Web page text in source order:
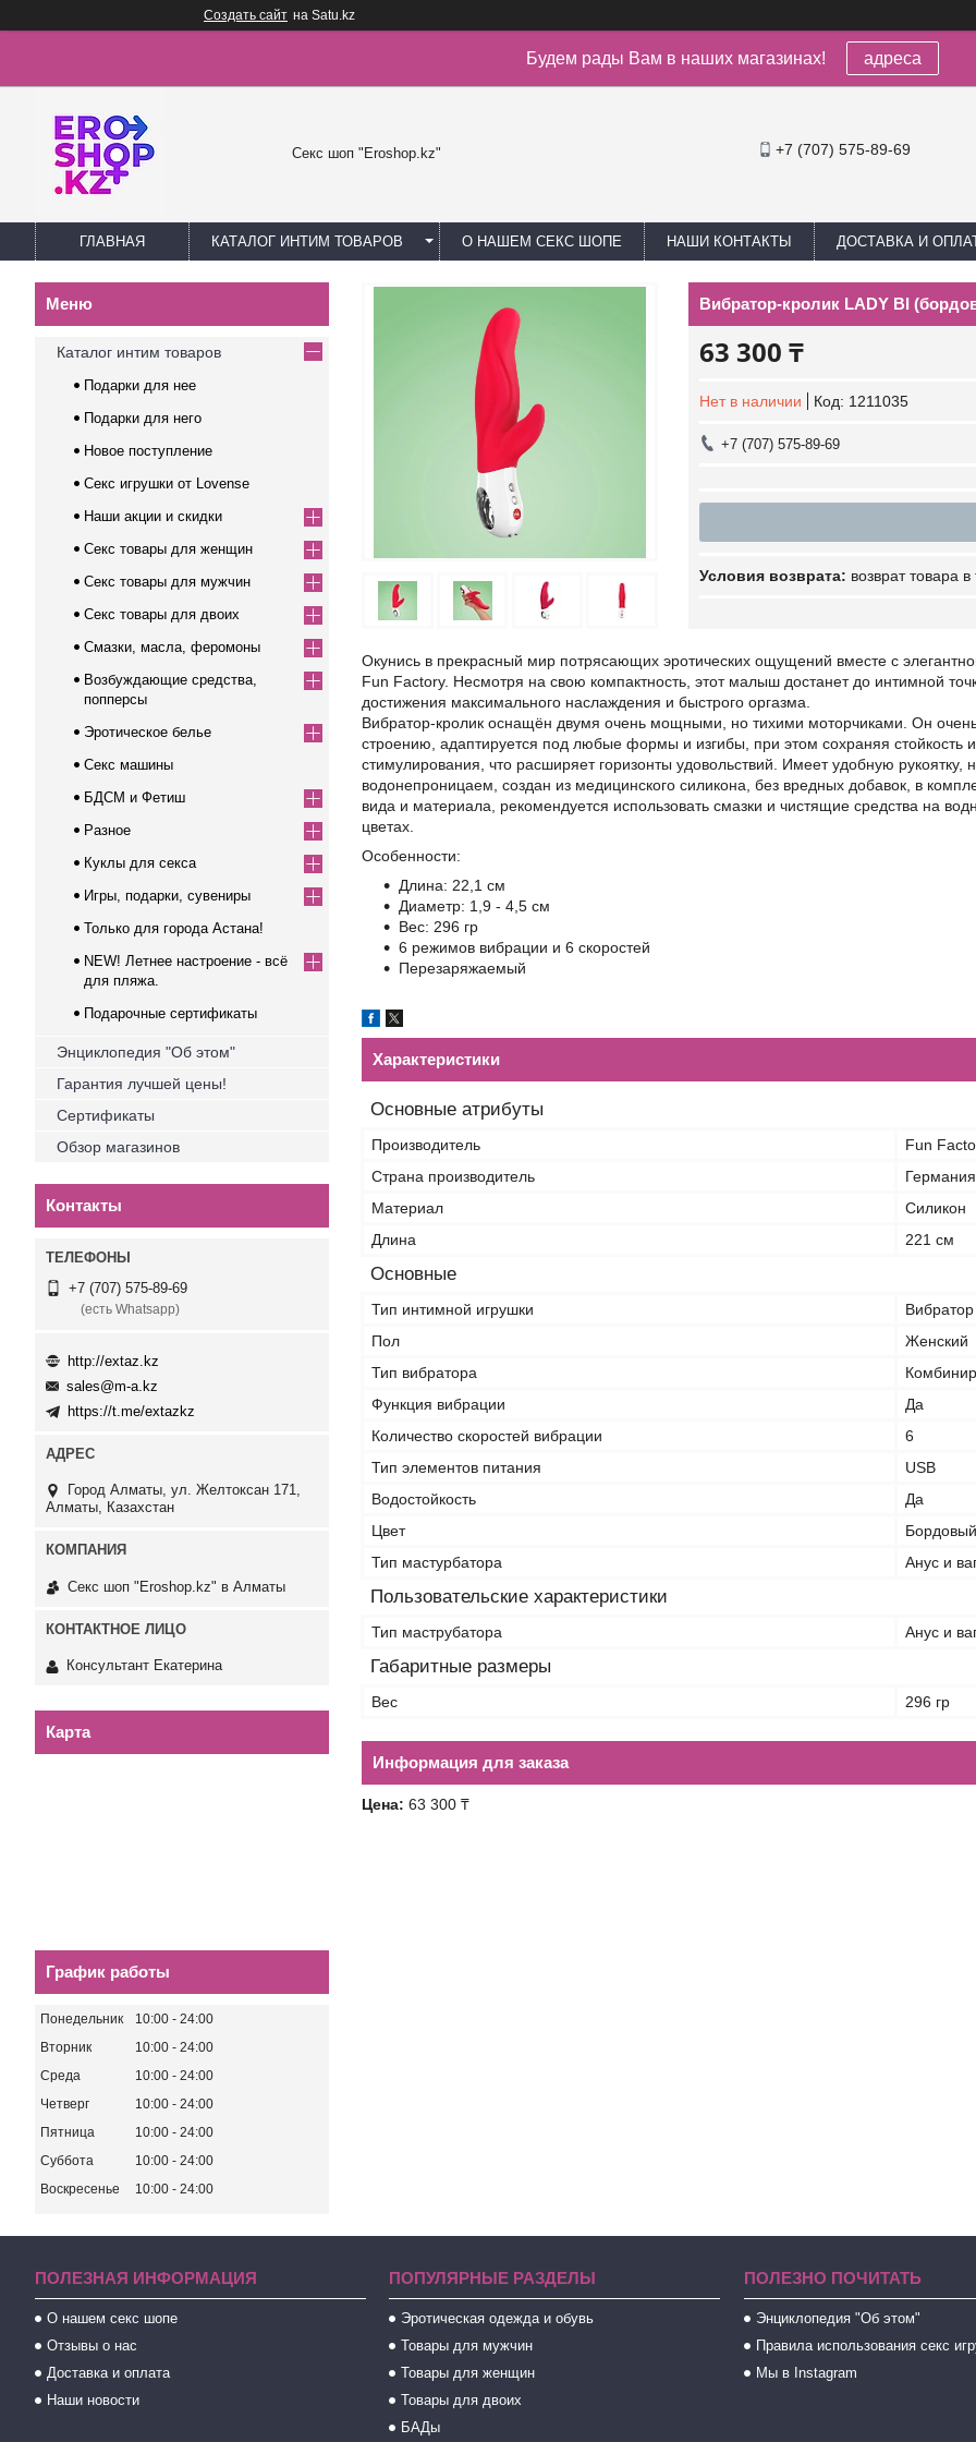
Создать сайт на Satu.kz
Будем рады Вам в наших магазинах! адреса
Секс шоп "Eroshop.kz" +7 (707) 575-89-69
ГЛАВНАЯ КАТАЛОГ ИНТИМ ТОВАРОВ О НАШЕМ СЕКС ШОПЕ НАШИ КОНТАКТЫ ДОСТАВКА И
Вибратор-кролик LADY BI
63 300 ₸
Нет в наличии Код: 1211035
+7 (707) 575-89-69
возврат товара
Окунись в прекрасный мир потрясающих эротических ощущений вместе с
Fun Factory. Несмотря на свою компактность, этот малыш достанет до интимной
достижения максимального наслаждения и быстрого оргазма.
Вибратор-кролик оснащён двумя очень мощными, но тихими моторчиками. Он
строению, адаптируется под любые формы и изгибы, при этом сохраняя стойкость
стимулирования, что расширяет горизонты удовольствий. Имеет удобную
водонепроницаем, создан из медицинского силикона, без вредных добавок, в
вида и материала, рекомендуется использовать смазки и чистящие средства на
цветах.
Особенности:
Длина: 22,1 см
Диаметр: 1,9 - 4,5 см
Вес: 296 гр
6 режимов вибрации и 6 скоростей
Перезаряжаемый
Характеристики
Основные атрибуты
Производитель
Fun
Страна производитель
Германия
Материал
Силикон
Длина
221 см
Основные
Тип интимной игрушки
Вибратор
Пол
Женский
Тип вибратора
Функция вибрации
Да
Количество скоростей вибрации
6
Тип элементов питания
USB
Водостойкость
Да
Цвет
Бордовый
Тип мастурбатора
Анус и
Пользовательские характеристики
Тип маструбатора Анус и
Габаритные размеры
Вес 296 гр
Информация для заказа
Цена: 63 300 ₸
Каталог интим товаров
Подарки для нее
Подарки для него
Новое поступление
Секс игрушки от Lovense
Наши акции и скидки
Секс товары для женщин
Секс товары для мужчин
Секс товары для двоих
Смазки, масла, феромоны
Возбуждающие средства,
попперсы
Эротическое белье
Секс машины
БДСМ и Фетиш
Разное
Куклы для секса
Игры, подарки, сувениры
Только для города Астана!
NEW! Летнее настроение - всё
для пляжа.
Подарочные сертификаты
Энциклопедия "Об этом"
Гарантия лучшей цены!
Сертификаты
Обзор магазинов
Контакты
+7 (707) 575-89-69
(есть Whatsapp)
http://extaz.kz
sales@m-a.kz
https://t.me/extazkz
Город Алматы, ул. Желтоксан 171,
Алматы, Казахстан
Секс шоп "Eroshop.kz" в Алматы
Консультант Екатерина
Карта
График работы
Понедельник 10:00
24:00
Вторник
10:00
24:00
Среда
10:00
24:00
Четверг
10:00
24:00
Пятница
10:00
24:00
Суббота
10:00
24:00
Воскресенье
10:00 24:00
ПОЛЕЗНАЯ ИНФОРМАЦИЯ
О нашем секс шопе
Отзывы о нас
Доставка и оплата
Наши новости
ПОПУЛЯРНЫЕ РАЗДЕЛЫ
Эротическая одежда и обувь
Товары для мужчин
Товары для женщин
Товары для двоих
БАДы
ПОЛЕЗНО ПОЧИТАТЬ
Энциклопедия "Об этом"
Правила использования секс
Мы в Instagram